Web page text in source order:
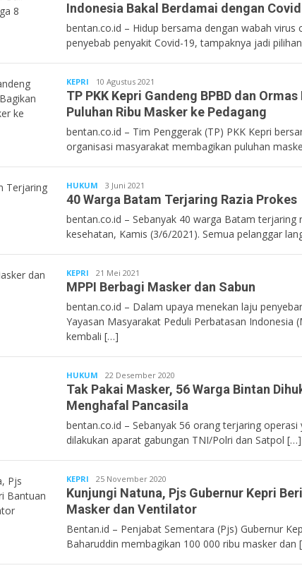
Indonesia Bakal Berdamai dengan
bentan.co.id – Hidup bersama dengan wabah virus
penyebab penyakit Covid-19, tampaknya jadi
KEPRI Bentan.co.id
10 Agustus 2021
TP PKK Kepri Gandeng BPBD dan
Puluhan Ribu Masker ke Pedagang
bentan.co.id – Tim Penggerak (TP) PKK Kepri
organisasi masyarakat membagikan puluhan
HUKUM Bentan.co.id
3 Juni 2021
40 Warga Batam Terjaring Razia Prokes
bentan.co.id – Sebanyak 40 warga Batam terjaring
kesehatan, Kamis (3/6/2021). Semua pelanggar
KEPRI Bentan.co.id
21 Mei 2021
MPPI Berbagi Masker dan Sabun
bentan.co.id – Dalam upaya menekan laju
Yayasan Masyarakat Peduli Perbatasan Indonesia
kembali […]
HUKUM Bentan.co.id
22 Desember 2020
Tak Pakai Masker, 56 Warga Bintan
Menghafal Pancasila
bentan.co.id – Sebanyak 56 orang terjaring operasi
dilakukan aparat gabungan TNI/Polri dan Satpol […]
KEPRI Bentan.co.id
25 November 2020
Kunjungi Natuna, Pjs Gubernur Kepri
Masker dan Ventilator
Bentan.id – Penjabat Sementara (Pjs) Gubernur
Baharuddin membagikan 100 000 ribu masker dan